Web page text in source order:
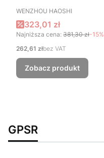
PRODUCENT
WENZHOU HAOSHI
Cena promocyjna
323,01 zł
Najniższa cena: 381,30 zł-15%
Cena
262,61 złbez VAT
Zobacz produkt
GPSR